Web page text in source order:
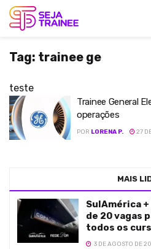
Tag: trainee ge
teste
Trainee General
operações
POR LORENA P. 27
MAIS
SulAmérica +
de 20 vagas
todos os
3 DE AGOSTO DE